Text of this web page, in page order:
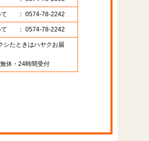
： 0574-78-2242
： 0574-78-2242
シたときはハヤクお届
休・24時間受付